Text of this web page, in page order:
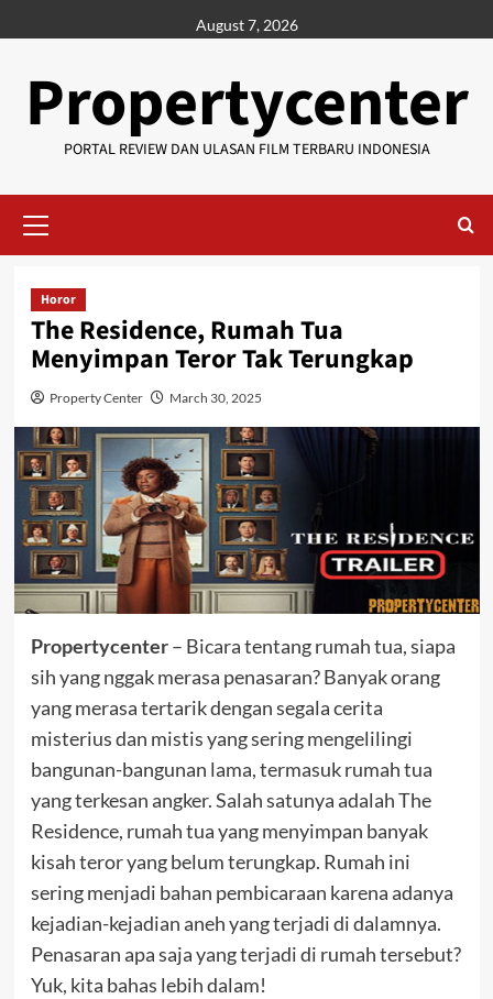
to
August 7, 2026
Propertycenter
PORTAL REVIEW DAN ULASAN FILM TERBARU INDONESIA
Menu
Horor
The Residence, Rumah Tua
Menyimpan Teror Tak Terungkap
Property Center March 30, 2025
Propertycenter– Bicara tentang rumah tua, siapa
sih yang nggak merasa penasaran? Banyak orang
yang merasa tertarik dengan segala cerita
misterius dan mistis yang sering mengelilingi
bangunan-bangunan lama, termasuk rumah tua
yang terkesan angker. Salah satunya adalah The
Residence, rumah tua yang menyimpan banyak
kisah teror yang belum terungkap. Rumah ini
sering menjadi bahan pembicaraan karena adanya
kejadian-kejadian aneh yang terjadi di dalamnya.
Penasaran apa saja yang terjadi di rumah tersebut?
Yuk, kita bahas lebih dalam!